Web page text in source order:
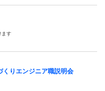
ます
りエンジニア職説明会